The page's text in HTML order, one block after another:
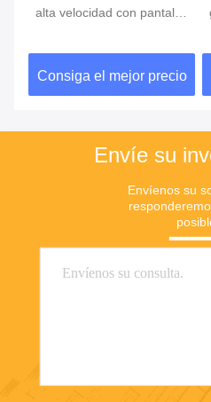
gelatina blanda sin costura
pantalla táctil
Consiga el mejor precio
Envíe su
Envíenos su